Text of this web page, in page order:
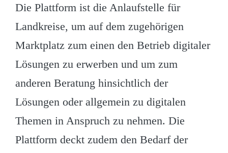
Die Plattform ist die Anlaufstelle für
Landkreise, um auf dem zugehörigen
Marktplatz zum einen den Betrieb digitaler
Lösungen zu erwerben und um zum
anderen Beratung hinsichtlich der
Lösungen oder allgemein zu digitalen
Themen in Anspruch zu nehmen. Die
Plattform deckt zudem den Bedarf der